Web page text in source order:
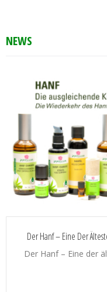
NEWS
Der Hanf – Eine Der
Der Hanf – Eine der